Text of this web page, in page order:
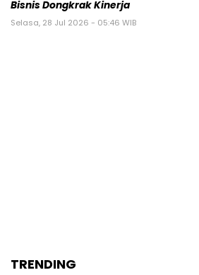
Bisnis Dongkrak Kinerja
Selasa, 28 Jul 2026 - 05:46 WIB
TRENDING